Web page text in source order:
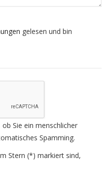
gelesen und bin
Sie ein menschlicher
Spamming.
Stern (*) markiert sind,